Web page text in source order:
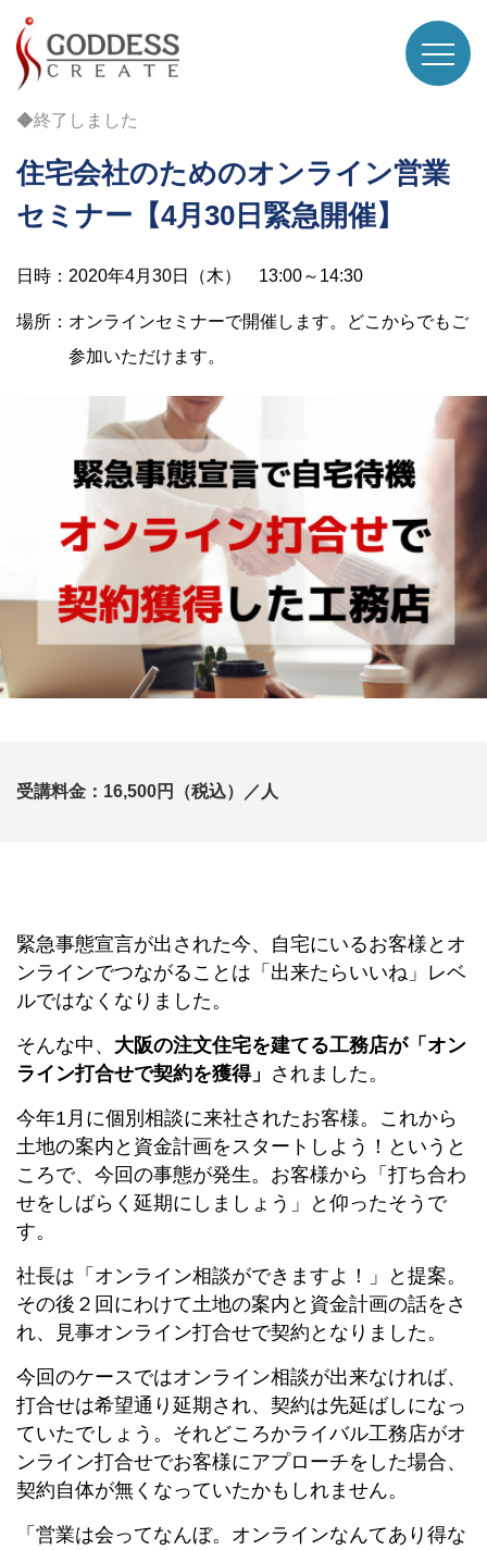
◆終了しました
住宅会社のためのオンライン営業
セミナー【4月30日緊急開催】
日時：2020年4月30日（木） 13:00～14:30
場所：オンラインセミナーで開催します。どこからでもご
参加いただけます。
受講料金：16,500円（税込）／人
緊急事態宣言が出された今、自宅にいるお客様とオ
ンラインでつながることは「出来たらいいね」レベ
ルではなくなりました。
そんな中、 大阪の注文住宅を建てる工務店が「オン
ライン打合せで契約を獲得」 されました。
今年1月に個別相談に来社されたお客様。これから
土地の案内と資金計画をスタートしよう！というと
ころで、今回の事態が発生。お客様から「打ち合わ
せをしばらく延期にしましょう」と仰ったそうで
す。
社長は「オンライン相談ができますよ！」と提案。
その後２回にわけて土地の案内と資金計画の話をさ
れ、見事オンライン打合せで契約となりました。
今回のケースではオンライン相談が出来なければ、
打合せは希望通り延期され、契約は先延ばしになっ
ていたでしょう。それどころかライバル工務店がオ
ンライン打合せでお客様にアプローチをした場合、
契約自体が無くなっていたかもしれません。
「営業は会ってなんぼ。オンラインなんてあり得な